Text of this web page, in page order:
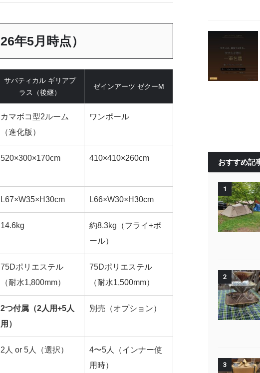
年5月時点）
サバティカル ギリアプ
ラス（後継）
ゼインアーツ ゼクーM
カマボコ型2ルーム
（進化版）
ワンポール
520×300×170cm 410×410×260cm
L67×W35×H30cm L66×W30×H30cm
14.6kg
約8.3kg（フライ+ポ
ール）
75Dポリエステル
（耐水1,800mm）
75Dポリエステル
（耐水1,500mm）
2つ付属（2人用+5人
用）
別売（オプション）
2人 or 5人（選択）
4〜5人（インナー使
用時）
おすすめ記
1
2
3